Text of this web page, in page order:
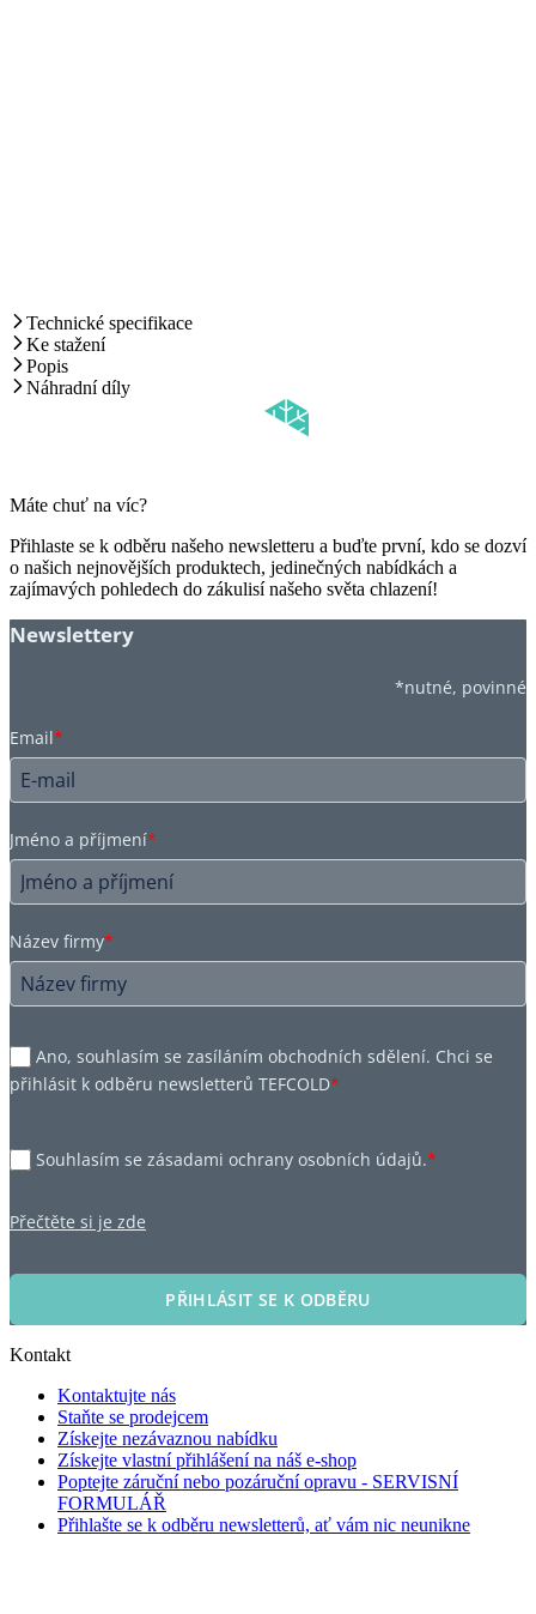
Technické specifikace
Ke stažení
Popis
Náhradní díly
Máte chuť na víc?
Přihlaste se k odběru našeho newsletteru a buďte první, kdo se dozví
o našich nejnovějších produktech, jedinečných nabídkách a
zajímavých pohledech do zákulisí našeho světa chlazení!
Newslettery
*nutné, povinné
Email*
Jméno a příjmení*
Název firmy*
Ano, souhlasím se zasíláním obchodních sdělení. Chci se
přihlásit k odběru newsletterů TEFCOLD*
Souhlasím se zásadami ochrany osobních údajů.*
Přečtěte si je zde
PŘIHLÁSIT SE K ODBĚRU
Kontakt
Kontaktujte nás
Staňte se prodejcem
Získejte nezávaznou nabídku
Získejte vlastní přihlášení na náš e-shop
Poptejte záruční nebo pozáruční opravu - SERVISNÍ
FORMULÁŘ
Přihlašte se k odběru newsletterů, ať vám nic neunikne